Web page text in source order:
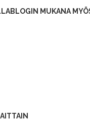
MUKANA